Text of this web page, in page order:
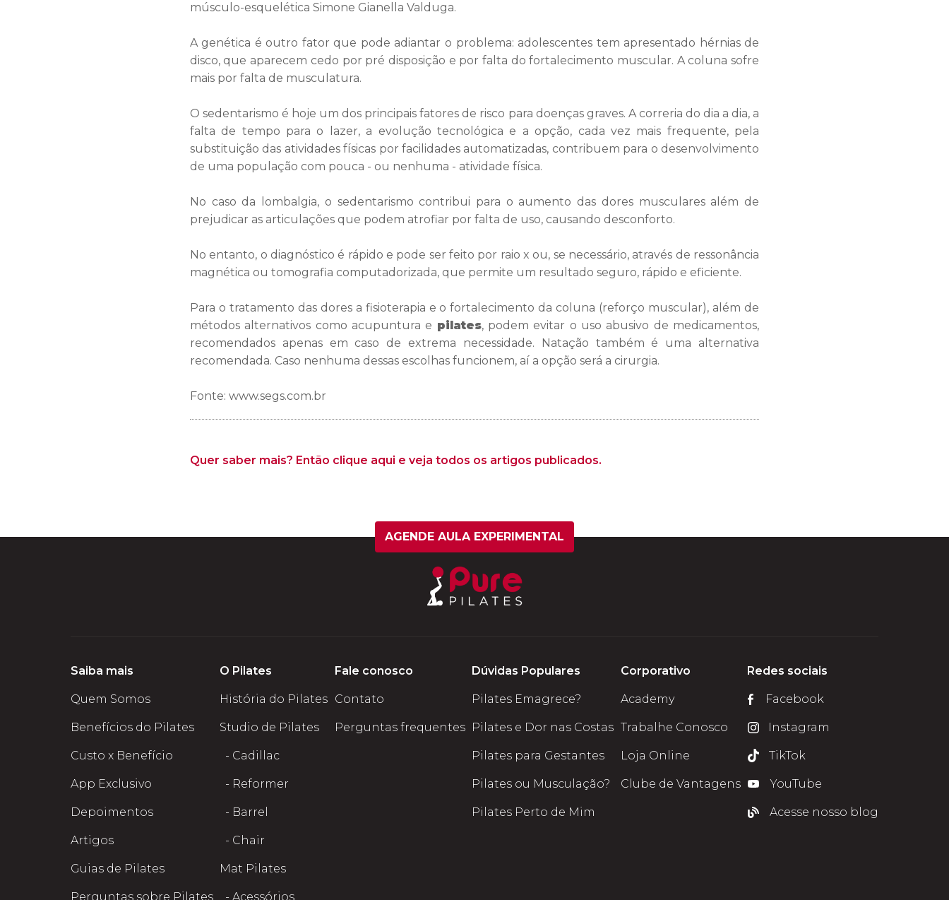
músculo-esquelética Simone Gianella Valduga.
A genética é outro fator que pode adiantar o problema: adolescentes tem apresentado hérnias de
disco, que aparecem cedo por pré disposição e por falta do fortalecimento muscular. A coluna sofre
mais por falta de musculatura.
O sedentarismo é hoje um dos principais fatores de risco para doenças graves. A correria do dia a dia, a
falta de tempo para o lazer, a evolução tecnológica e a opção, cada vez mais frequente, pela
substituição das atividades físicas por facilidades automatizadas, contribuem para o desenvolvimento
de uma população com pouca - ou nenhuma - atividade física.
No caso da lombalgia, o sedentarismo contribui para o aumento das dores musculares além de
prejudicar as articulações que podem atrofiar por falta de uso, causando desconforto.
No entanto, o diagnóstico é rápido e pode ser feito por raio x ou, se necessário, através de ressonância
magnética ou tomografia computadorizada, que permite um resultado seguro, rápido e eficiente.
Para o tratamento das dores a fisioterapia e o fortalecimento da coluna (reforço muscular), além de
métodos alternativos como acupuntura e pilates, podem evitar o uso abusivo de medicamentos,
recomendados apenas em caso de extrema necessidade. Natação também é uma alternativa
recomendada. Caso nenhuma dessas escolhas funcionem, aí a opção será a cirurgia.
Fonte: www.segs.com.br
Quer saber mais? Então clique aqui e veja todos os artigos publicados.
AGENDE AULA EXPERIMENTAL
Saiba mais
Quem Somos
Benefícios do Pilates
Custo x Benefício
App Exclusivo
Depoimentos
Artigos
Guias de Pilates
Perguntas sobre Pilates
O Pilates
História do Pilates
Studio de Pilates
- Cadillac
- Reformer
- Barrel
- Chair
Mat Pilates
- Acessórios
Fale conosco
Contato
Perguntas frequentes
Dúvidas Populares
Pilates Emagrece?
Pilates e Dor nas Costas
Pilates para Gestantes
Pilates ou Musculação?
Pilates Perto de Mim
Corporativo
Academy
Trabalhe Conosco
Loja Online
Clube de Vantagens
Redes sociais
Facebook
Instagram
TikTok
YouTube
Acesse nosso blog